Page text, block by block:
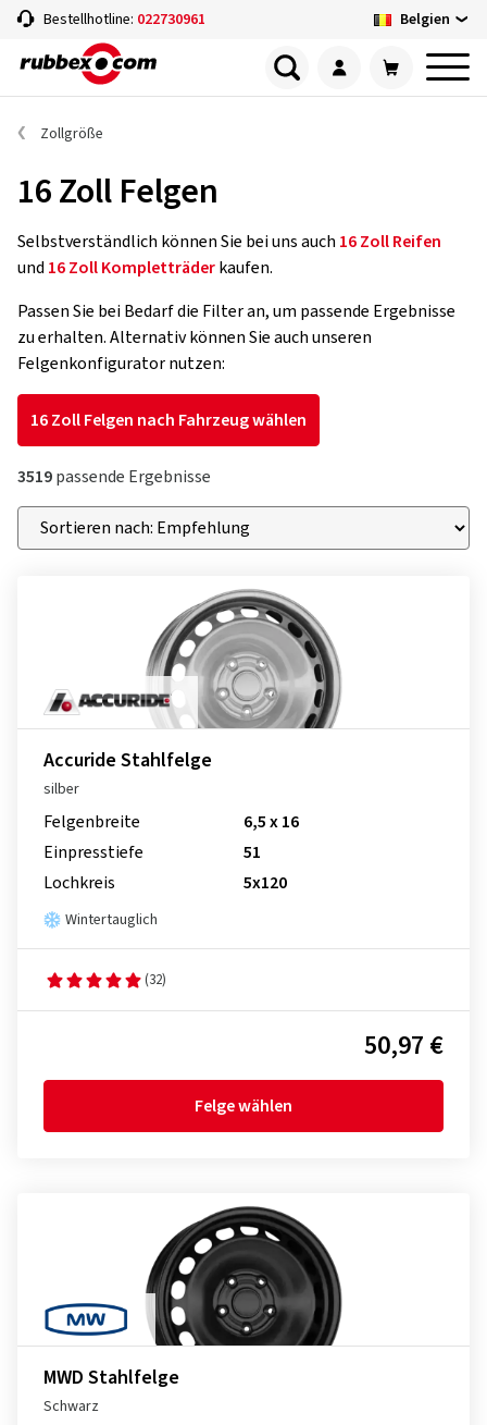
Bestellhotline: 022730961 Belgien
Zollgröße
16 Zoll Felgen
Selbstverständlich können Sie bei uns auch 16 Zoll Reifen
und 16 Zoll Kompletträderkaufen.
Passen Sie bei Bedarf die Filter an, um passende Ergebnisse
zu erhalten. Alternativ können Sie auch unseren
Felgenkonfigurator nutzen:
16 Zoll Felgen nach Fahrzeug wählen
3519passende Ergebnisse
Accuride Stahlfelge
silber
Felgenbreite
6,5 x 16
Einpresstiefe
51
Lochkreis
5x120
Wintertauglich
(32)
50,97 €
Felge wählen
MWD Stahlfelge
Schwarz